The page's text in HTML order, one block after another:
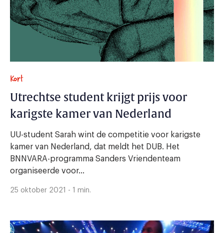
Kort
Utrechtse student krijgt prijs voor
karigste kamer van Nederland
UU-student Sarah wint de competitie voor karigste
kamer van Nederland, dat meldt het DUB. Het
BNNVARA-programma Sanders Vriendenteam
organiseerde voor...
25 oktober 2021 - 1 min.